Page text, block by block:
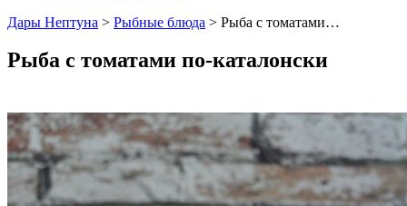
Дары Нептуна > Рыбные блюда > Рыба с томатами…
Рыба с томатами по-каталонски